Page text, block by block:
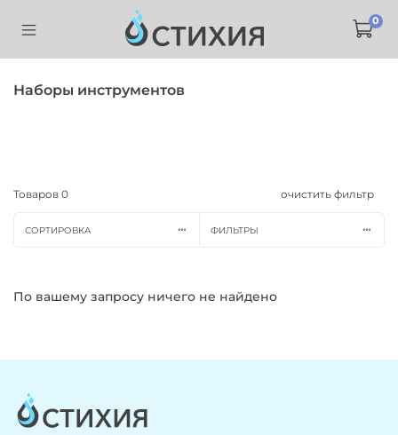
0
Наборы инструментов
Товаров 0 очистить фильтр
СОРТИРОВКА ФИЛЬТРЫ
По вашему запросу ничего не найдено